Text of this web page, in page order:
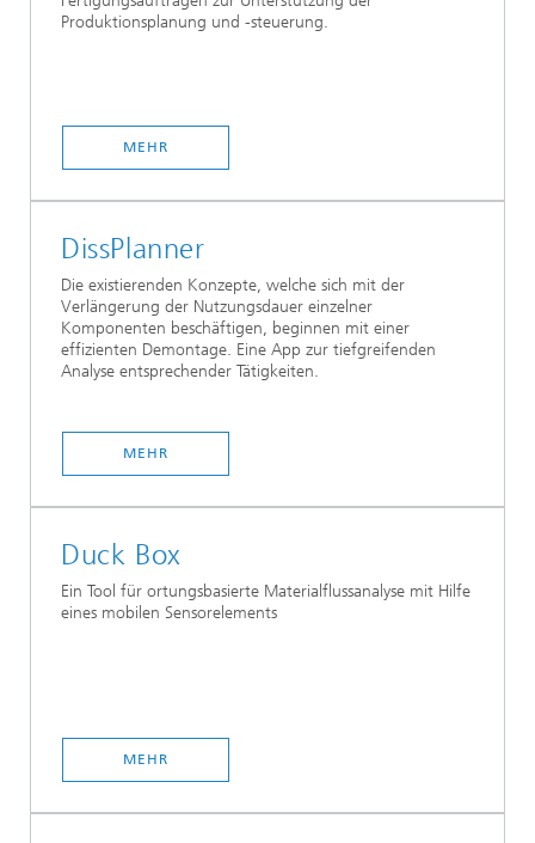
Produktionsplanung und -steuerung.
MEHR
DissPlanner
Die existierenden Konzepte, welche sich mit der
Verlängerung der Nutzungsdauer einzelner
Komponenten beschäftigen, beginnen mit einer
effizienten Demontage. Eine App zur tiefgreifenden
Analyse entsprechender Tätigkeiten.
MEHR
Duck Box
Ein Tool für ortungsbasierte Materialflussanalyse mit Hilfe
eines mobilen Sensorelements
MEHR